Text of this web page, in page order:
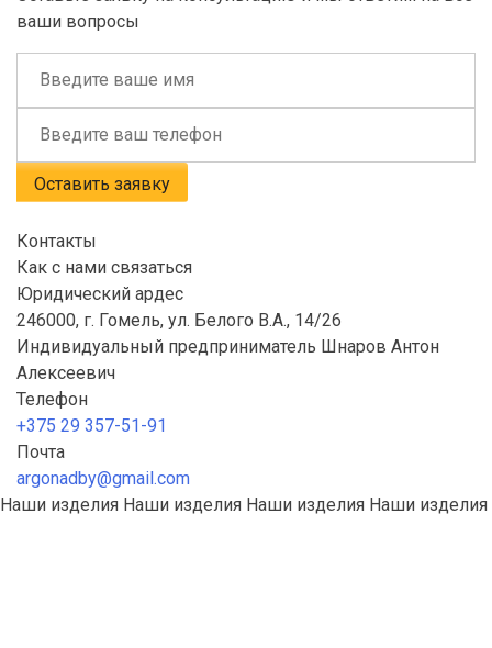
ваши вопросы
Контакты
Как с нами связаться
Юридический ардес
246000, г. Гомель, ул. Белого В.А., 14/26
Индивидуальный предприниматель Шнаров Антон
Алексеевич
Телефон
+375 29 357-51-91
Почта
argonadby@gmail.com
Наши изделия Наши изделия Наши изделия Наши изделия